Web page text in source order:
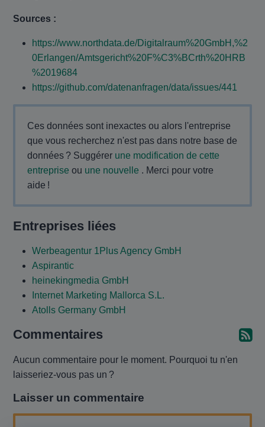
Sources :
https://www.northdata.de/Digitalraum%20GmbH,%2
0Erlangen/Amtsgericht%20F%C3%BCrth%20HRB
%2019684
https://github.com/datenanfragen/data/issues/441
Ces données sont inexactes ou alors l'entreprise
que vous recherchez n'est pas dans notre base de
données ? Suggérer une modification de cette
entreprise ou une nouvelle . Merci pour votre
aide !
Entreprises liées
Werbeagentur 1Plus Agency GmbH
Aspirantic
heinekingmedia GmbH
Internet Marketing Mallorca S.L.
Atolls Germany GmbH
Commentaires
Aucun commentaire pour le moment. Pourquoi tu n'en
laisseriez-vous pas un ?
Laisser un commentaire